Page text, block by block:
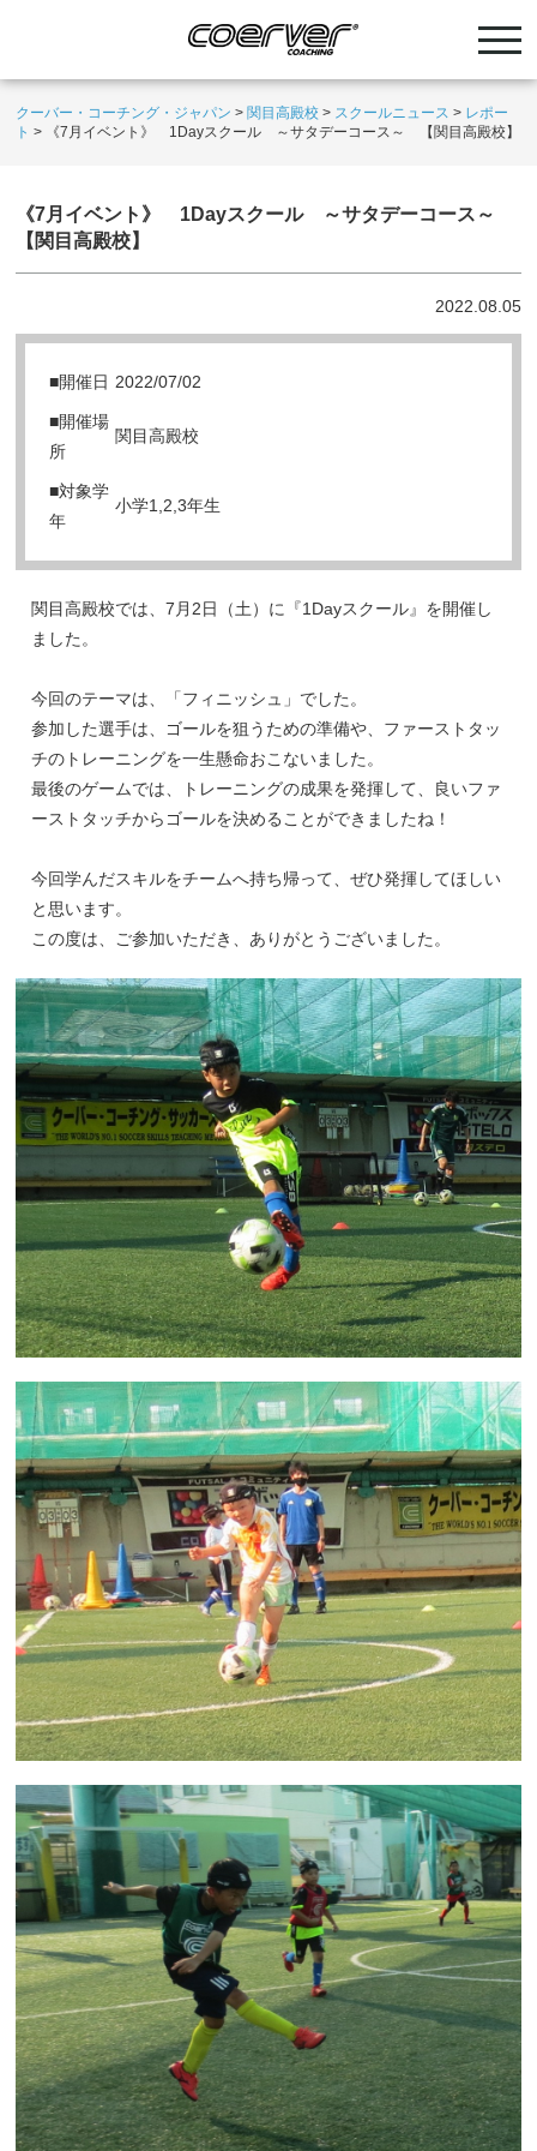
クーバー・コーチング・ジャパン > 関目高殿校 > スクールニュース > レポー
ト > 《7月イベント》 1Dayスクール ～サタデーコース～ 【関目高殿校】
《7月イベント》 1Dayスクール ～サタデーコース～
【関目高殿校】
2022.08.05
■開催日 2022/07/02
■開催場
所
関目高殿校
■対象学
年
小学1,2,3年生
関目高殿校では、7月2日（土）に『1Dayスクール』を開催し
ました。
今回のテーマは、「フィニッシュ」でした。
参加した選手は、ゴールを狙うための準備や、ファーストタッ
チのトレーニングを一生懸命おこないました。
最後のゲームでは、トレーニングの成果を発揮して、良いファ
ーストタッチからゴールを決めることができましたね！
今回学んだスキルをチームへ持ち帰って、ぜひ発揮してほしい
と思います。
この度は、ご参加いただき、ありがとうございました。